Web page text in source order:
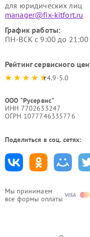
Мы принимаем
все формы оплаты
для юридических лиц
manager@fix-kitfort.ru
График работы:
ПН-ВСК с 9:00 до
Рейтинг сервисного
4.9-5.0
ООО "Русервис"
ИНН 7702633247
ОГРН 1077746335776
Поделиться в соц. сетях: